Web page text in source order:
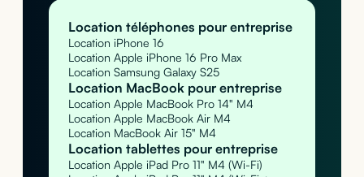
Location téléphones pour entreprise
Location iPhone 16
Location Apple iPhone 16 Pro Max
Location Samsung Galaxy S25
Location MacBook pour entreprise
Location Apple MacBook Pro 14" M4
Location Apple MacBook Air M4
Location MacBook Air 15" M4
Location tablettes pour entreprise
Location Apple iPad Pro 11" M4 (Wi-Fi)